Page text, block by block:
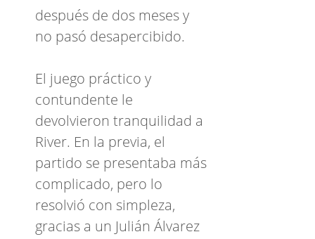
después de dos meses y
no pasó desapercibido.
El juego práctico y
contundente le
devolvieron tranquilidad a
River. En la previa, el
partido se presentaba más
complicado, pero lo
resolvió con simpleza,
gracias a un Julián Álvarez